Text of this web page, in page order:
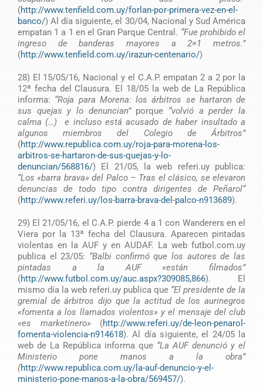
(http://www.tenfield.com.uy/forlan-por-primera-vez-en-el-
banco/) Al día siguiente, el 30/04, Nacional y Sud América
empatan 1 a 1 en el Gran Parque Central. “Fue prohibido el
ingreso de banderas mayores a 2×1 metros.”
(http://www.tenfield.com.uy/irazun-centenario/)
28) El 15/05/16, Nacional y el C.A.P. empatan 2 a 2 por la
12ª fecha del Clausura. El 18/05 la web de La República
informa: “Roja para Morena: los árbitros se hartaron de
sus quejas y lo denuncian”porque “volvió a perder la
calma (…) e incluso está acusado de haber insultado a
algunos miembros del Colegio de Árbitros”
(http://www.republica.com.uy/roja-para-morena-los-
arbitros-se-hartaron-de-sus-quejas-y-lo-
denuncian/568816/) El 21/05, la web referi.uy publica:
“Los «barra brava» del Palco – Tras el clásico, se elevaron
denuncias de todo tipo contra dirigentes de Peñarol“
(http://www.referi.uy/los-barra-brava-del-palco-n913689).
29) El 21/05/16, el C.A.P. pierde 4 a 1 con Wanderers en el
Viera por la 13ª fecha del Clausura. Aparecen pintadas
violentas en la AUF y en AUDAF. La web futbol.com.uy
publica el 23/05: “Balbi confirmó que los autores de las
pintadas a la AUF «están filmados”
(http://www.futbol.com.uy/auc.aspx?309085,866). El
mismo día la web referi.uy publica que “El presidente de la
gremial de árbitros dijo que la actitud de los aurinegros
«fomenta a los llamados violentos» y el mensaje del club
«es marketinero» (http://www.referi.uy/de-leon-penarol-
fomenta-violencia-n914618). Al día siguiente, el 24/05 la
web de La República informa que “La AUF denunció y el
Ministerio pone manos a la obra”
(http://www.republica.com.uy/la-auf-denuncio-y-el-
ministerio-pone-manos-a-la-obra/569457/).